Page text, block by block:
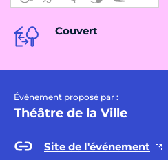
Couvert
Évènement proposé par :
Théâtre de la Ville
Site de l'événement